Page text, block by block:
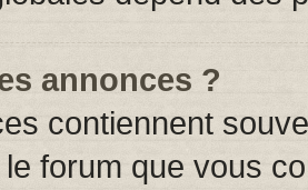
annonces ?
contiennent
forum que vous